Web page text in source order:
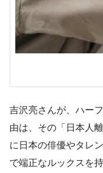
吉沢亮さんが、ハー
由は、その「日本人
に日本の俳優やタレ
で端正なルックスを